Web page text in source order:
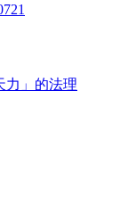
力」的法理